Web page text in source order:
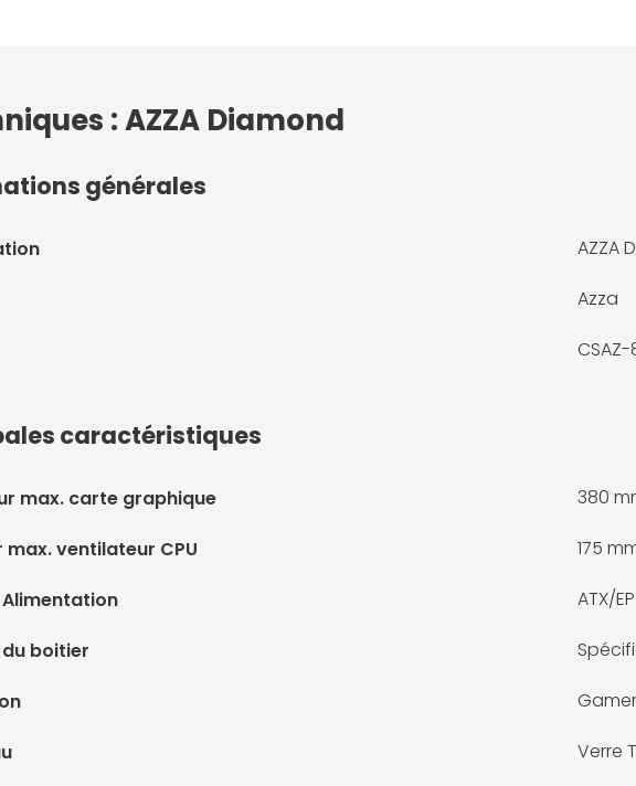
: AZZA Diamond
générales
AZZA
Azza
CSAZ-
caractéristiques
max. carte graphique 380
max. ventilateur CPU 175
ATX/
boitier
Gamer
Verre